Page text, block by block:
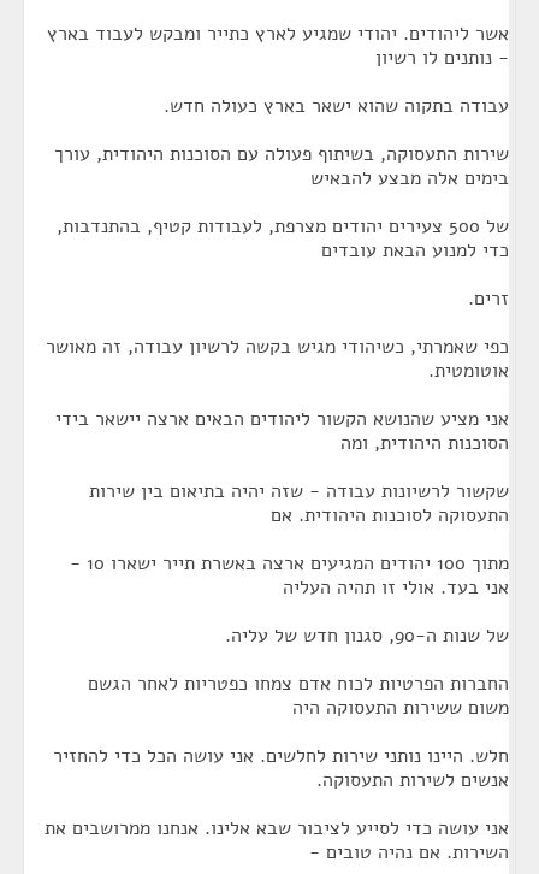
אשר ליהודים. יהודי שמגיע לארץ כתייר ומבקש לעבוד בארץ
- נותנים לו רשיון
עבודה בתקוה שהוא ישאר בארץ כעולה חדש.
שירות התעסוקה, בשיתוף פעולה עם הסוכנות היהודית, עורך
בימים אלה מבצע להבאיש
של 500 צעירים יהודים מצרפת, לעבודות קטיף, בהתנדבות,
כדי למנוע הבאת עובדים
זרים.
כפי שאמרתי, כשיהודי מגיש בקשה לרשיון עבודה, זה מאושר
אוטומטית.
אני מציע שהנושא הקשור ליהודים הבאים ארצה יישאר בידי
הסוכנות היהודית, ומה
שקשור לרשיונות עבודה - שזה יהיה בתיאום בין שירות
התעסוקה לסוכנות היהודית. אם
מתוך 100 יהודים המגיעים ארצה באשרת תייר ישארו 10 -
אני בעד. אולי זו תהיה העליה
של שנות ה-90, סגנון חדש של עליה.
החברות הפרטיות לכוח אדם צמחו כפטריות לאחר הגשם
משום ששירות התעסוקה היה
חלש. היינו נותני שירות לחלשים. אני עושה הכל כדי להחזיר
אנשים לשירות התעסוקה.
אני עושה כדי לסייע לציבור שבא אלינו. אנחנו ממרושבים את
השירות. אם נהיה טובים -